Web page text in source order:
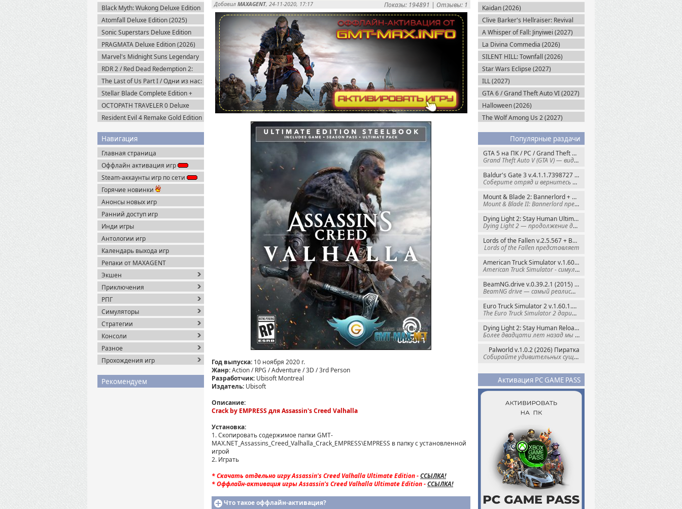
Kaidan (2026)
Clive Barker's Hellraiser: Revival
(2026)
A Whisper of Fall: Jinyiwei (2027)
La Divina Commedia (2026)
SILENT HILL: Townfall (2026)
Star Wars Eclipse (2027)
ILL (2027)
GTA 6 / Grand Theft Auto VI (2027)
Halloween (2026)
The Wolf Among Us 2 (2027)
Популярные раздачи
GTA 5 на ПК / PC / Grand Theft Auto V: Premium Edition (2015) Steam-Rip
Grand Theft Auto V (GTA V) — видеоигра из
Baldur's Gate 3 v.4.1.1.7398727 + Все DLC (2023) GOG-Rip
Соберите отряд и вернитесь в Забытые
Mount & Blade 2: Bannerlord + War Sails v.1.4.7.117484 (2025) GOG
Mount & Blade II: Bannerlord представляет
Dying Light 2: Stay Human Ultimate Edition v.1.29.1 + Все DLC (2022) Пиратка
Dying Light 2 — продолжение динамичного
Lords of the Fallen v.2.5.567 + Все DLC (2023) Пиратка
Lords of the Fallen представляет
American Truck Simulator v.1.60.1.8s + Все DLC (2016) Пиратка
American Truck Simulator - симулятор
BeamNG.drive v.0.39.2.1 (2015) RePack
BeamNG drive — самый реалистичный
Euro Truck Simulator 2 v.1.60.1.7s + Все DLC (2012) Пиратка
The Euro Truck Simulator 2 дарит вам опыт
Dying Light 2: Stay Human Reloaded Edition v.1.28.3 + Все DLC (2022) RePack
Более двадцати лет назад мы пытались
Palworld v.1.0.2 (2026) Пиратка
Собирайте удивительных существ — Палов —
Активация PC GAME PASS
Black Myth: Wukong Deluxe Edition
(2024) Portable
Atomfall Deluxe Edition (2025)
Steam-Rip
Sonic Superstars Deluxe Edition
(2023) Steam-Rip
PRAGMATA Deluxe Edition (2026)
Пиратка
Marvel's Midnight Suns Legendary
Edition (2022) Steam-Rip
RDR 2 / Red Dead Redemption 2:
Ultimate Edition v.1491.50 (2019)
Пиратка
The Last of Us Part I / Одни из нас:
Часть I Deluxe Edition v.1.1.5.0
(2023) Пиратка
Stellar Blade Complete Edition +
Все DLC (2025) Пиратка
OCTOPATH TRAVELER 0 Deluxe
Edition v.1.0.8 (2025) Portable
Resident Evil 4 Remake Gold Edition
Навигация
Главная страница
Оффлайн активация игр
Steam-аккаунты игр по сети
Горячие новинки
Анонсы новых игр
Ранний доступ игр
Инди игры
Антологии игр
Календарь выхода игр
Репаки от MAXAGENT
Экшен
Приключения
РПГ
Симуляторы
Стратегии
Консоли
Разное
Прохождения игр
Рекомендуем
Показы: 194891 | Отзывы: 1
Добавил MAXAGENT, 24-11-2020, 17:17
Год выпуска: 10 ноября 2020 г.
Жанр:Action / RPG / Adventure / 3D / 3rd Person
Разработчик: Ubisoft Montreal
Издатель: Ubisoft
Описание:
Crack by EMPRESS для Assassin's Creed Valhalla
Установка:
1. Скопировать содержимое папки GMT-
MAX.NET_Assassins_Creed_Valhalla_Crack_EMPRESS\EMPRESS в папку с установленной
игрой
2. Играть
* Скачать отдельно игру Assassin's Creed Valhalla Ultimate Edition -ССЫЛКА!
* Оффлайн-активация игры Assassin's Creed Valhalla Ultimate Edition -ССЫЛКА!
Что такое оффлайн-активация?